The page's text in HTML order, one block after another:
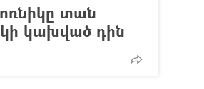
տան
կախված դին